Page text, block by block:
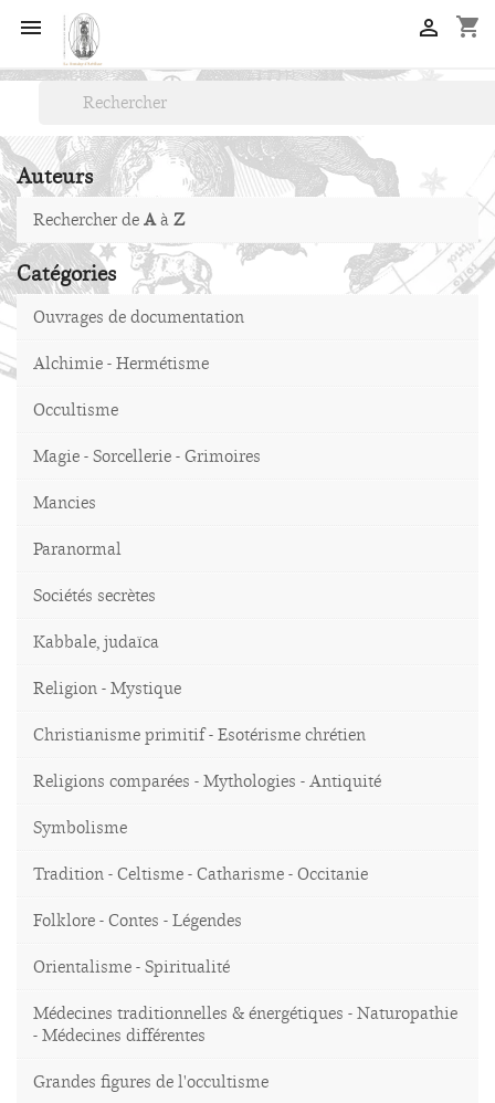
 shopping_cart

Auteurs
Rechercher deAàZ
Catégories
Ouvrages de documentation
Alchimie - Hermétisme
Occultisme
Magie - Sorcellerie - Grimoires
Mancies
Paranormal
Sociétés secrètes
Kabbale, judaïca
Religion - Mystique
Christianisme primitif - Esotérisme chrétien
Religions comparées - Mythologies - Antiquité
Symbolisme
Tradition - Celtisme - Catharisme - Occitanie
Folklore - Contes - Légendes
Orientalisme - Spiritualité
Médecines traditionnelles & énergétiques - Naturopathie
- Médecines différentes
Grandes figures de l'occultisme